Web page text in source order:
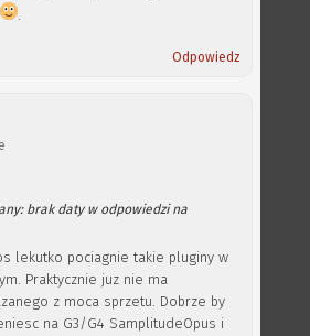
.
Odpowiedz
brak daty w odpowiedzi na
lekutko pociagnie takie pluginy w
Praktycznie juz nie ma
z moca sprzetu. Dobrze by
na G3/G4 SamplitudeOpus i